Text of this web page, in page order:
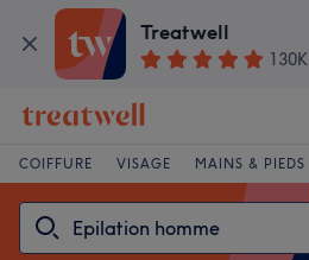
Treatwell
130K
COIFFURE VISAGE MAINS & PIEDS